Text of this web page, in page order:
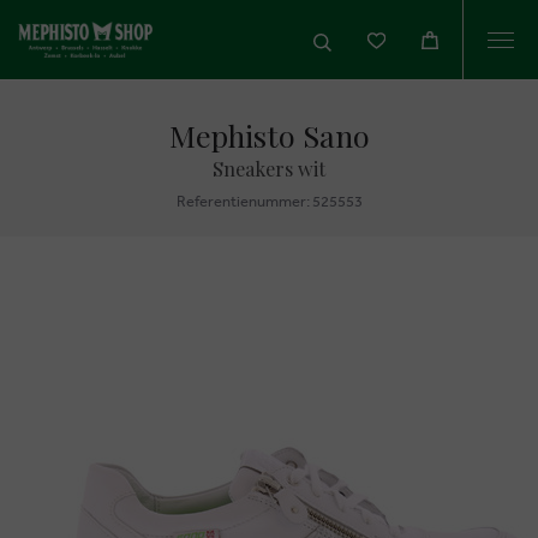
Mephisto Sano
Sneakers wit
Referentienummer: 525553